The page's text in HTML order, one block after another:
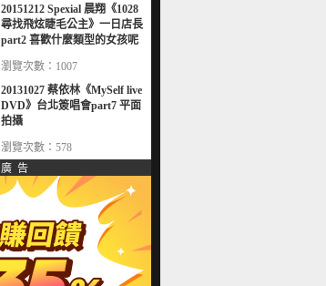
20151212 Spexial 晨翔《1028
尋找飛炫睫毛公主》一日店長
part2 喜歡什麼類型的女孩呢
瀏覽次數：1007
20131027 蔡依林《MySelf live
DVD》台北簽唱會part7 平面
拍攝
瀏覽次數：578
廣 告